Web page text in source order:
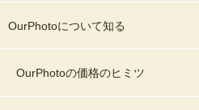
OurPhotoについて知る
OurPhotoの価格のヒミツ